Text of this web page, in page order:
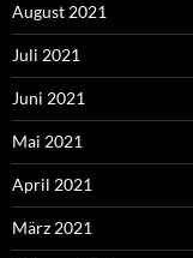
August 2021
Juli 2021
Juni 2021
Mai 2021
April 2021
März 2021